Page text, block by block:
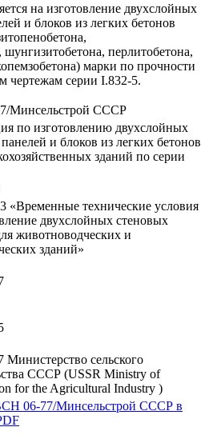
на изготовление двухслойных
и блоков из легких бетонов
шунгизитобетона, перлитобетона,
марки по прочности
чертежам серии I.832-5.
Минсельстрой СССР
по изготовлению двухслойных
и блоков из легких бетонов
зданий по серии
«Временные технические условия
двухслойных стеновых
животноводческих и
зданий»
Министерство сельского
СССР (USSR Ministry of
for the Agricultural Industry )
06-77/Минсельстрой СССР в